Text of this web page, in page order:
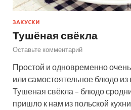
ЗАКУСКИ
Тушёная свёкла
Оставьте комментарий
Простой и одновременно
или самостоятельное блюдо
Тушеная свёкла – блюдо
пришло к нам из польской